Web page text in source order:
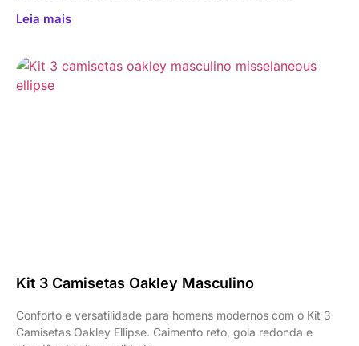
Leia mais
Kit 3 Camisetas Oakley Masculino
Conforto e versatilidade para homens modernos com o Kit 3
Camisetas Oakley Ellipse. Caimento reto, gola redonda e